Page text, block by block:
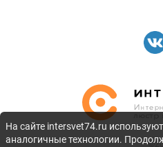
На сайте intersvet74.ru
аналогичные технологии.